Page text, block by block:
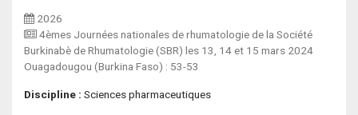
2026
4èmes Journées nationales de rhumatologie de la Société
Burkinabè de Rhumatologie (SBR) les 13, 14 et 15 mars 2024
Ouagadougou (Burkina Faso) : 53-53
Discipline : Sciences pharmaceutiques